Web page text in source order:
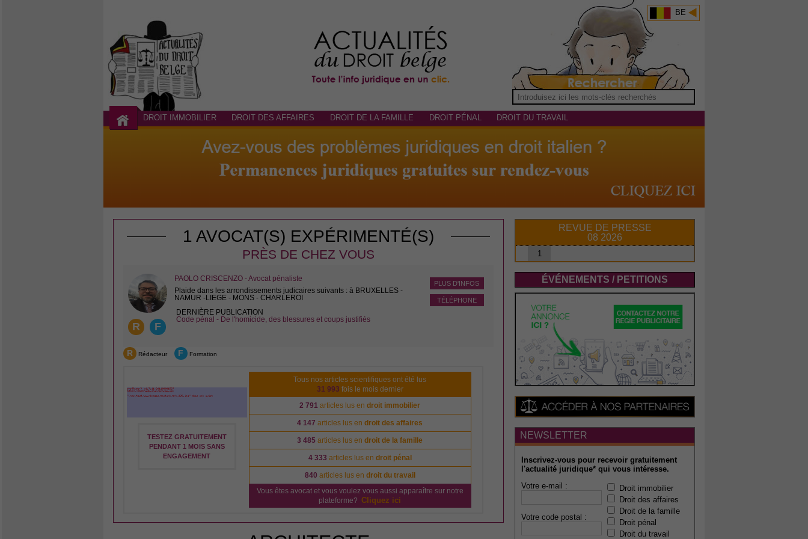
BE
DROIT IMMOBILIER DROIT DES AFFAIRES DROIT DE LA FAMILLE DROIT PÉNAL DROIT DU TRAVAIL
1 AVOCAT(S) EXPÉRIMENTÉ(S)
PRÈS DE CHEZ VOUS
R F
PLUS D'INFOS
TÉLÉPHONE
PAOLO CRISCENZO - Avocat pénaliste
Plaide dans les arrondissements judicaires suivants : à BRUXELLES -
NAMUR -LIEGE - MONS - CHARLEROI
DERNIÈRE PUBLICATION
Code pénal - De l'homicide, des blessures et coups justifiés
R Rédacteur F Formation
TESTEZ GRATUITEMENT
PENDANT 1 MOIS SANS
ENGAGEMENT
Tous nos articles scientifiques ont été lus
31 993 fois le mois dernier
2 791 articles lus endroit immobilier
4 147 articles lus endroit des affaires
3 485 articles lus endroit de la famille
4 333 articles lus en droit pénal
840 articles lus en droit du travail
Vous êtes avocat et vous voulez vous aussi apparaître sur notre
plateforme? Cliquez ici
REVUE DE PRESSE
08 2026
1
ÉVÉNEMENTS / PETITIONS
NEWSLETTER
Inscrivez-vous pour recevoir gratuitement
l'actualité juridique* qui vous intéresse.
Votre e-mail :
Votre code postal :
Droit immobilier
Droit des affaires
Droit de la famille
Droit pénal
Droit du travail